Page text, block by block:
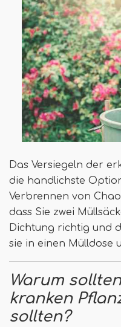
Das Versiegeln der
die handlichste
Verbrennen von
dass Sie zwei
Dichtung richtig und
sie in einen Mülldose
Warum
kranken
sollten?